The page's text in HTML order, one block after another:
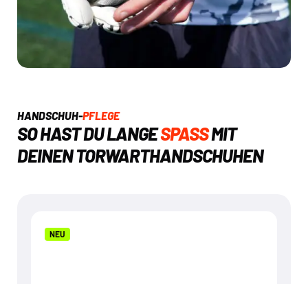
HANDSCHUH-PFLEGE
SO HAST DU LANGESPASS MIT
DEINEN TORWARTHANDSCHUHEN
NEU